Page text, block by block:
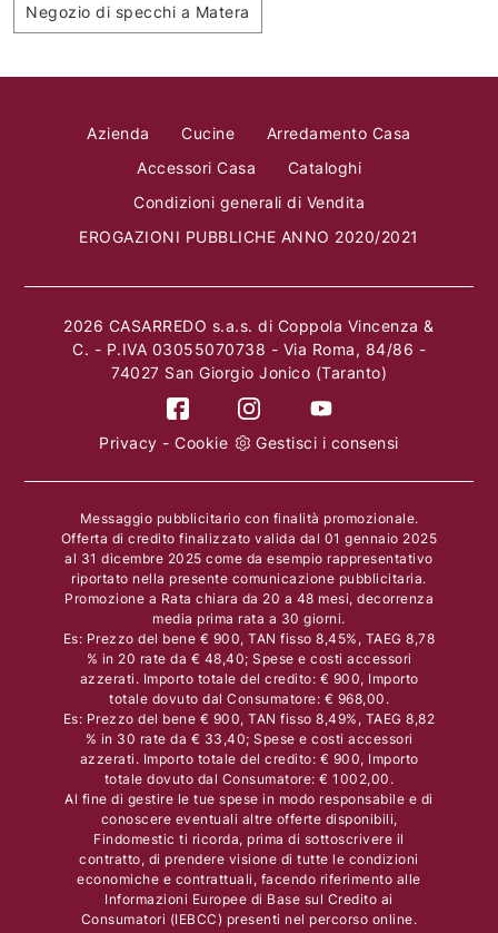
Negozio di specchi a Matera
Azienda Cucine
Arredamento Casa
Accessori Casa
Cataloghi
Condizioni generali di Vendita
EROGAZIONI PUBBLICHE ANNO 2020/2021
2026 CASARREDO s.a.s. di Coppola Vincenza &
C. - P.IVA 03055070738 - Via Roma, 84/86 -
74027 San Giorgio Jonico (Taranto)
Privacy -Cookie Gestisci i consensi
Messaggio pubblicitario con finalità promozionale.
Offerta di credito finalizzato valida dal 01 gennaio 2025
al 31 dicembre 2025 come da esempio rappresentativo
riportato nella presente comunicazione pubblicitaria.
Promozione a Rata chiara da 20 a 48 mesi, decorrenza
media prima rata a 30 giorni.
Es: Prezzo del bene € 900, TAN fisso 8,45%, TAEG 8,78
% in 20 rate da € 48,40; Spese e costi accessori
azzerati. Importo totale del credito: € 900, Importo
totale dovuto dal Consumatore: € 968,00.
Es: Prezzo del bene € 900, TAN fisso 8,49%, TAEG 8,82
% in 30 rate da € 33,40; Spese e costi accessori
azzerati. Importo totale del credito: € 900, Importo
totale dovuto dal Consumatore: € 1002,00.
Al fine di gestire le tue spese in modo responsabile e di
conoscere eventuali altre offerte disponibili,
Findomestic ti ricorda, prima di sottoscrivere il
contratto, di prendere visione di tutte le condizioni
economiche e contrattuali, facendo riferimento alle
Informazioni Europee di Base sul Credito ai
Consumatori (IEBCC) presenti nel percorso online.